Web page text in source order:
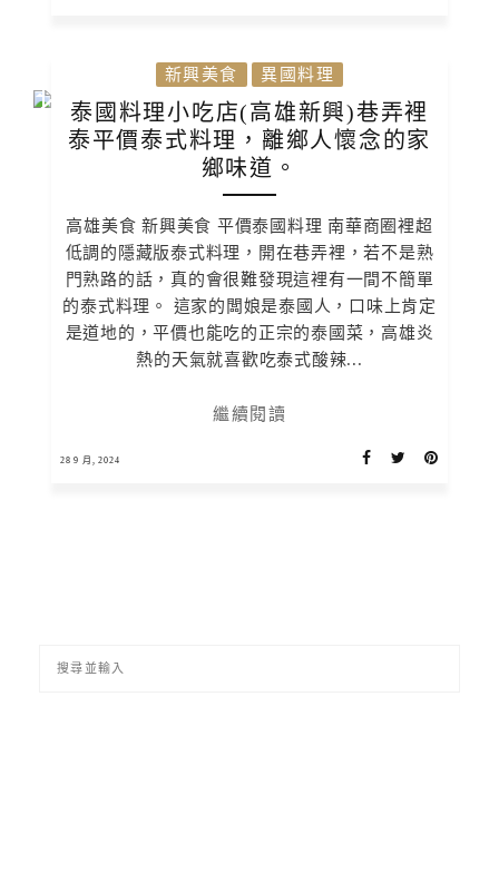
新興美食 異國料理
泰國料理小吃店(高雄新興)巷弄裡
泰平價泰式料理，離鄉人懷念的家
鄉味道。
高雄美食 新興美食 平價泰國料理 南華商圈裡超
低調的隱藏版泰式料理，開在巷弄裡，若不是熟
門熟路的話，真的會很難發現這裡有一間不簡單
的泰式料理。 這家的闆娘是泰國人，口味上肯定
是道地的，平價也能吃的正宗的泰國菜，高雄炎
熱的天氣就喜歡吃泰式酸辣...
繼續閱讀
28 9 月, 2024